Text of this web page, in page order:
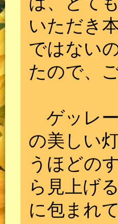
いただき
ではない
たので、
ゲッレ
の美しい
うほどの
ら見上げ
に包まれ